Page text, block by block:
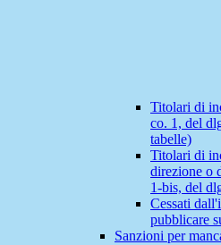
Titolari di
co. 1, del
tabelle)
Titolari di
direzione o
1-bis, del
Cessati
pubblicare
Sanzioni per